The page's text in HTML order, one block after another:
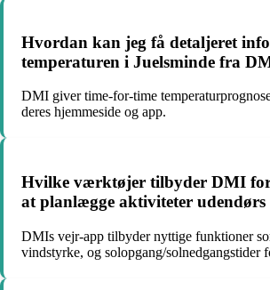
Hvordan kan jeg få detaljeret
temperaturen i Juelsminde fra
DMI giver time-for-time
deres hjemmeside og app.
Hvilke værktøjer tilbyder DMI
at planlægge aktiviteter udendørs
DMIs vejr-app tilbyder nyttige funktioner
vindstyrke, og solopgang/solnedgangstider